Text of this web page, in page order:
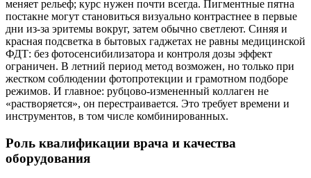
меняет рельеф; курс нужен почти всегда. Пигментные пятна
постакне могут становиться визуально контрастнее в первые
дни из‑за эритемы вокруг, затем обычно светлеют. Синяя и
красная подсветка в бытовых гаджетах не равны медицинской
ФДТ: без фотосенсибилизатора и контроля дозы эффект
ограничен. В летний период метод возможен, но только при
жестком соблюдении фотопротекции и грамотном подборе
режимов. И главное: рубцово‑измененный коллаген не
«растворяется», он перестраивается. Это требует времени и
инструментов, в том числе комбинированных.
Роль квалификации врача и качества
оборудования